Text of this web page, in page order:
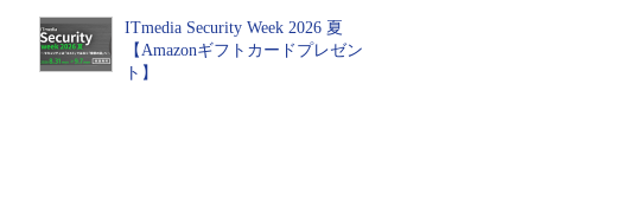
ITmedia Security Week 2026 夏
【Amazonギフトカードプレゼン
ト】